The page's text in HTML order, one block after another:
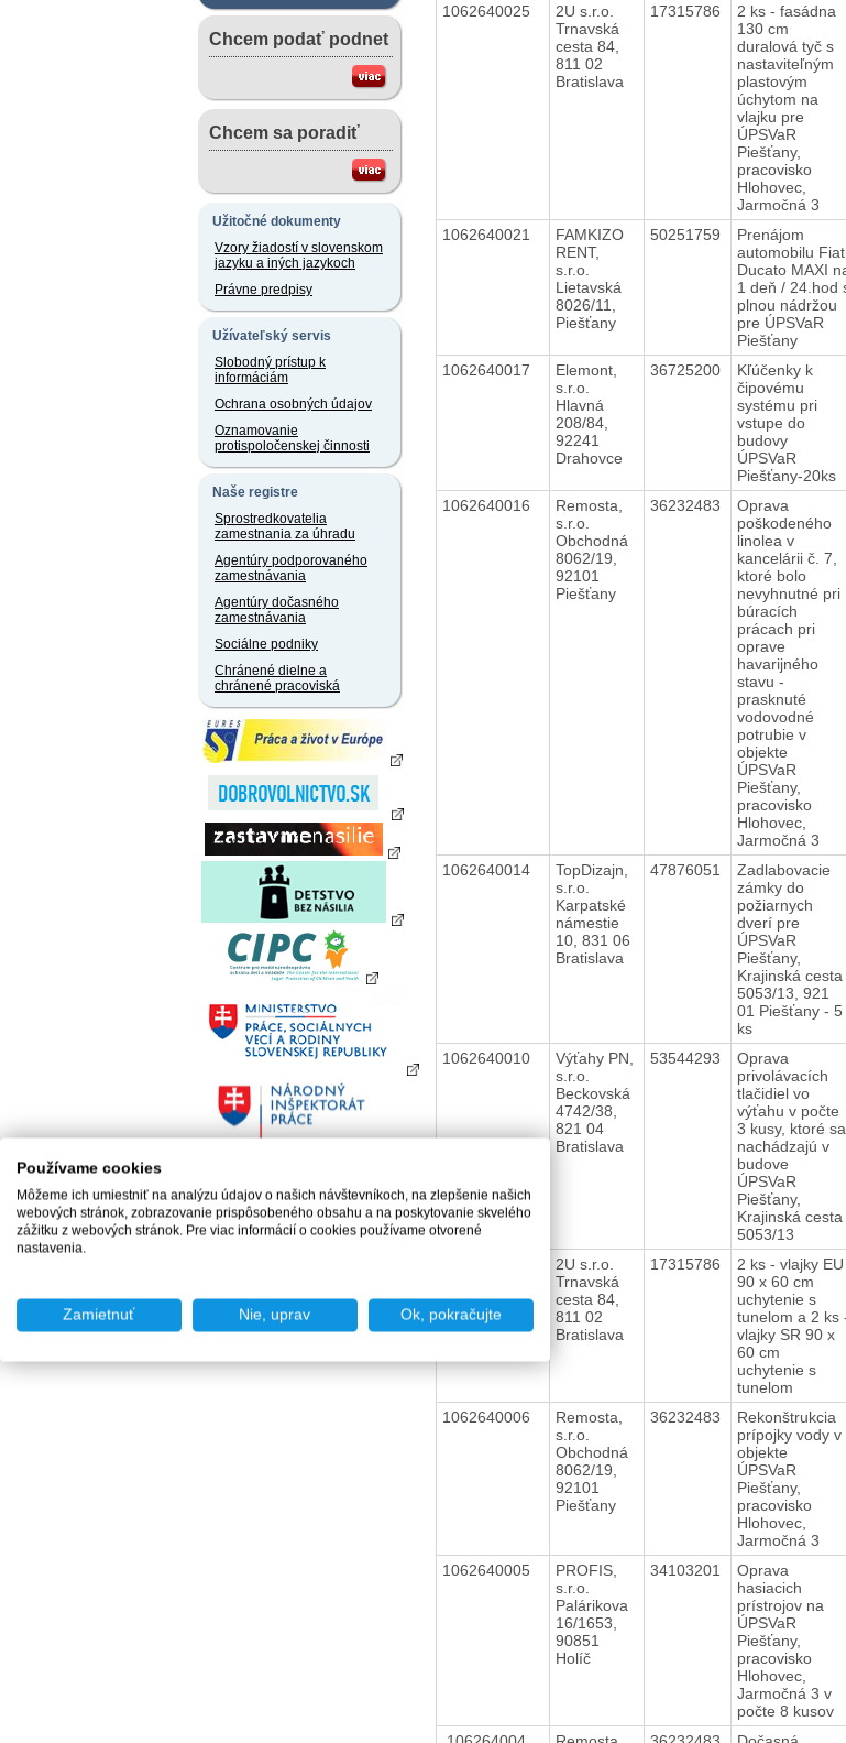
Chcem podať podnet
Chcem sa poradiť
Užitočné dokumenty
Vzory žiadostí v slovenskom
jazyku a iných jazykoch
Právne predpisy
Užívateľský servis
Slobodný prístup k
informáciám
Ochrana osobných údajov
Oznamovanie
protispoločenskej činnosti
Naše registre
Sprostredkovatelia
zamestnania za úhradu
Agentúry podporovaného
zamestnávania
Agentúry dočasného
zamestnávania
Sociálne podniky
Chránené dielne a
chránené pracoviská
1062640025
2U s.r.o.
Trnavská
cesta 84,
811 02
Bratislava
17315786
2 ks - fasádna
130 cm
duralová tyč s
nastaviteľným
plastovým
úchytom na
vlajku pre
ÚPSVaR
Piešťany,
pracovisko
Hlohovec,
Jarmočná 3
1062640021
FAMKIZO
RENT,
s.r.o.
Lietavská
8026/11,
Piešťany
50251759
Prenájom
automobilu Fiat
Ducato MAXI
1 deň / 24.hod
plnou nádržou
pre ÚPSVaR
Piešťany
1062640017
Elemont,
s.r.o.
Hlavná
208/84,
92241
Drahovce
36725200
Kľúčenky k
čipovému
systému pri
vstupe do
budovy
ÚPSVaR
Piešťany-20ks
1062640016
Remosta,
s.r.o.
Obchodná
8062/19,
92101
Piešťany
36232483
Oprava
poškodeného
linolea v
kancelárii č. 7,
ktoré bolo
nevyhnutné pri
búracích
prácach pri
oprave
havarijného
stavu -
prasknuté
vodovodné
potrubie v
objekte
ÚPSVaR
Piešťany,
pracovisko
Hlohovec,
Jarmočná 3
1062640014
TopDizajn,
s.r.o.
Karpatské
námestie
10, 831 06
Bratislava
47876051
Zadlabovacie
zámky do
požiarnych
dverí pre
ÚPSVaR
Piešťany,
Krajinská cesta
5053/13, 921
01 Piešťany - 5
ks
1062640010
Výťahy PN,
s.r.o.
Beckovská
4742/38,
821 04
Bratislava
53544293
Oprava
privolávacích
tlačidiel vo
výťahu v počte
3 kusy, ktoré sa
nachádzajú v
budove
ÚPSVaR
Piešťany,
Krajinská cesta
5053/13
2U s.r.o.
Trnavská
cesta 84,
811 02
Bratislava
17315786
2 ks - vlajky EU
90 x 60 cm
uchytenie s
tunelom a 2 ks
vlajky SR 90 x
60 cm
uchytenie s
tunelom
1062640006
Remosta,
s.r.o.
Obchodná
8062/19,
92101
Piešťany
36232483
Rekonštrukcia
prípojky vody v
objekte
ÚPSVaR
Piešťany,
pracovisko
Hlohovec,
Jarmočná 3
1062640005
PROFIS,
s.r.o.
Palárikova
16/1653,
90851
Holíč
34103201
Oprava
hasiacich
prístrojov na
ÚPSVaR
Piešťany,
pracovisko
Hlohovec,
Jarmočná 3 v
počte 8 kusov
Používame cookies
Môžeme ich umiestniť na analýzu údajov o našich návštevníkoch, na zlepšenie našich
webových stránok, zobrazovanie prispôsobeného obsahu a na poskytovanie skvelého
zážitku z webových stránok. Pre viac informácií o cookies používame otvorené
nastavenia.
Zamietnuť Nie, uprav Ok, pokračujte